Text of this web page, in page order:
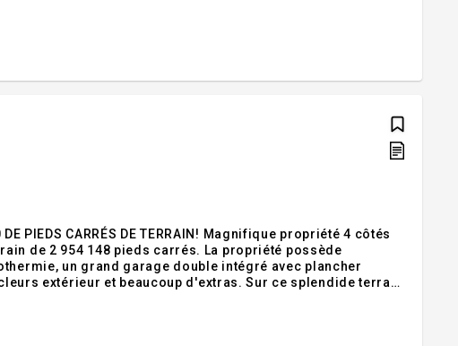
DE PIEDS CARRÉS DE TERRAIN! Magnifique propriété 4 côtés
de 2 954 148 pieds carrés. La propriété possède
un grand garage double intégré avec plancher
extérieur et beaucoup d'extras. Sur ce splendide terrain